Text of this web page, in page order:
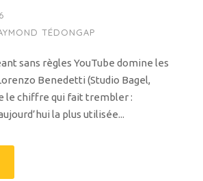
TÉDONGAP
sans règles YouTube domine les
Benedetti (Studio Bagel,
le chiffre qui fait trembler :
la plus utilisée...